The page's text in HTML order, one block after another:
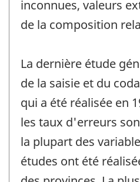
inconnues, valeurs
de la composition
La dernière étude
de la saisie et du
qui a été réalisée en
les taux d'erreurs
la plupart des
études ont été